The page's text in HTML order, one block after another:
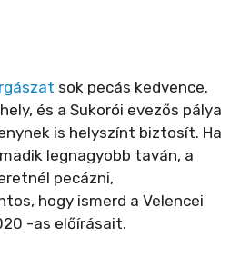
sok pecás kedvence.
és a Sukorói evezős pálya
is helyszínt biztosít. Ha
legnagyobb taván, a
pecázni,
hogy ismerd a Velencei
-as előírásait.